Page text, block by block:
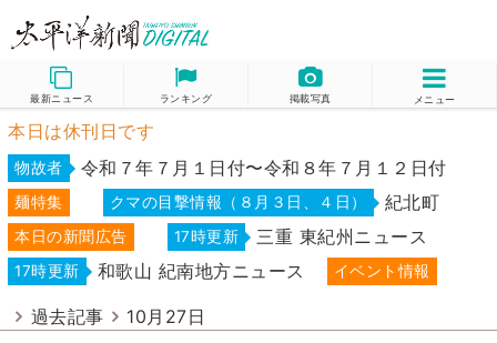
最新ニュース ランキング 掲載写真 メニュー
本日は休刊日です
物故者 令和７年７月１日付〜令和８年７月１２日付
麺特集 クマの目撃情報（８月３日、４日） 紀北町
本日の新聞広告 17時更新 三重 東紀州ニュース
17時更新 和歌山 紀南地方ニュース イベント情報
過去記事 10月27日